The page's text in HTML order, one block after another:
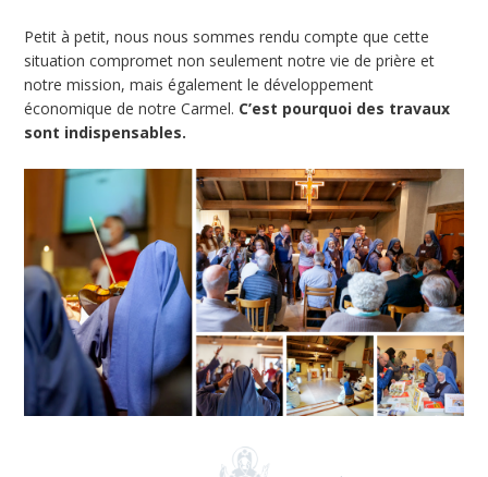
Petit à petit, nous nous sommes rendu compte que cette
situation compromet non seulement notre vie de prière et
notre mission, mais également le développement
économique de notre Carmel. C’est pourquoi des travaux
sont indispensables.